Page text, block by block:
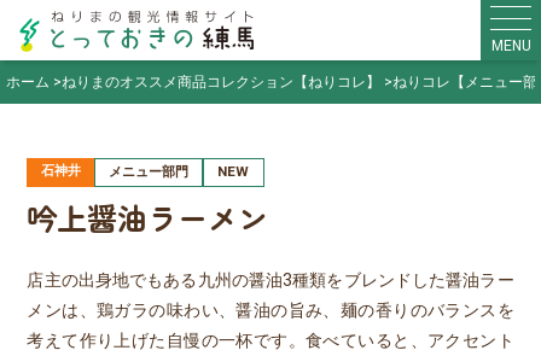
MENU
ホーム
ねりまのオススメ商品コレクション【ねりコレ】 ねりコレ【メニュー
石神井 メニュー部門 NEW
吟上醤油ラーメン
店主の出身地でもある九州の醤油3種類をブレンドした醤油ラー
メンは、鶏ガラの味わい、醤油の旨み、麺の香りのバランスを
考えて作り上げた自慢の一杯です。食べていると、アクセント